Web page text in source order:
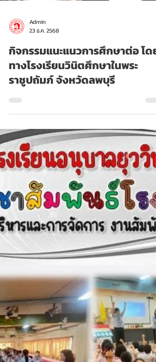
23 ธ.ค. 2568
กิจกรรมแนะแนวการศึกษาต่อ โดย
ทางโรงเรียนวินิตศึกษาในพระ
ราชูปถัมภ์ จังหวัดลพบุรี